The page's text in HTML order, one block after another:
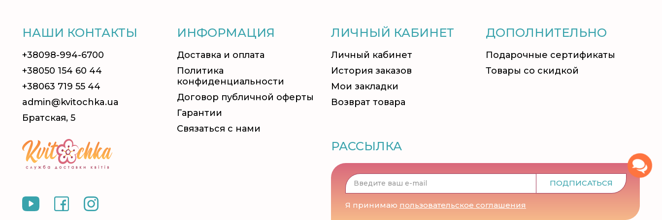
НАШИ КОНТАКТЫ
+38098-994-6700
+38050 154 60 44
+38063 719 55 44
admin@kvitochka.ua
Братская, 5
ИНФОРМАЦИЯ
Доставка и оплата
Политика
конфиденциальности
Договор публичной оферты
Гарантии
Связаться с нами
ЛИЧНЫЙ КАБИНЕТ
Личный кабинет
История заказов
Мои закладки
Возврат товара
ДОПОЛНИТЕЛЬНО
Подарочные сертификаты
Товары со скидкой
РАССЫЛКА
ПОДПИСАТЬСЯ
Я принимаю пользовательское соглашения